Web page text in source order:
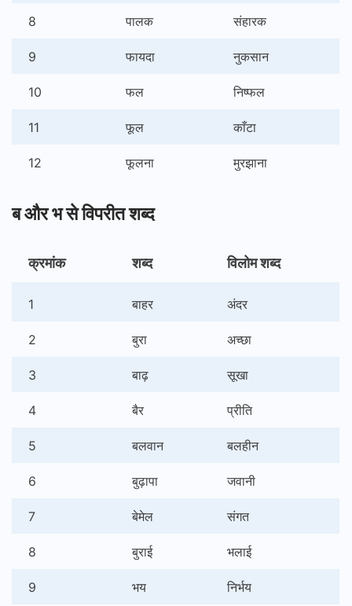
8 पालक संहारक
9 फायदा नुकसान
10 फल निष्फल
11 फूल काँटा
12 फूलना मुरझाना
ब और भ से विपरीत शब्द
क्रमांक शब्द विलोम शब्द
1 बाहर अंदर
2 बुरा अच्छा
3 बाढ़ सूखा
4 बैर प्रीति
5 बलवान बलहीन
6 बुढ़ापा जवानी
7 बेमेल संगत
8 बुराई भलाई
9 भय निर्भय